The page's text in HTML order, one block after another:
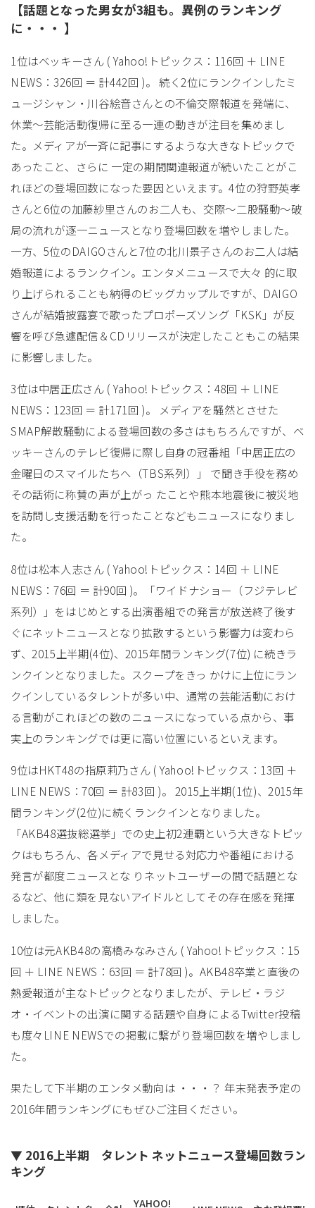
【話題となった男女が3組も。異例のランキング
に・・・ 】
1位はベッキーさん ( Yahoo!トピックス：116回 ＋ LINE
NEWS：326回 ＝ 計442回 )。 続く2位にランクインしたミ
ュージシャン・川谷絵音さんとの不倫交際報道を発端に、
休業〜芸能活動復帰に至る一連の動きが注目を集めまし
た。メディアが一斉に記事にするような大きなトピックで
あったこと、さらに 一定の期間関連報道が続いたことがこ
れほどの登場回数になった要因といえます。4位の狩野英孝
さんと6位の加藤紗里さんのお二人も、交際〜二股騒動〜破
局の流れが逐一ニュースとなり登場回数を増やしました。
一方、5位のDAIGOさんと7位の北川景子さんのお二人は結
婚報道によるランクイン。エンタメニュースで大々 的に取
り上げられることも納得のビッグカップルですが、DAIGO
さんが結婚披露宴で歌ったプロポーズソング「KSK」が反
響を呼び急遽配信＆CDリリースが決定したこともこの結果
に影響しました。
3位は中居正広さん ( Yahoo!トピックス：48回 ＋ LINE
NEWS：123回 ＝ 計171回 )。 メディアを騒然とさせた
SMAP解散騒動による登場回数の多さはもちろんですが、ベ
ッキーさんのテレビ復帰に際し自身の冠番組「中居正広の
金曜日のスマイルたちへ（TBS系列）」 で聞き手役を務め
その話術に称賛の声が上がっ たことや熊本地震後に被災地
を訪問し支援活動を行ったことなどもニュースになりまし
た。
8位は松本人志さん ( Yahoo!トピックス：14回 ＋ LINE
NEWS：76回 ＝ 計90回 )。「ワイドナショー（フジテレビ
系列）」をはじめとする出演番組での発言が放送終了後す
ぐにネットニュースとなり拡散するという影響力は変わら
ず、2015上半期(4位)、2015年間ランキング(7位) に続きラ
ンクインとなりました。スクープをきっ かけに上位にラン
クインしているタレントが多い中、通常の芸能活動におけ
る言動がこれほどの数のニュースになっている点から、事
実上のランキングでは更に高い位置にいるといえます。
9位はHKT48の指原莉乃さん ( Yahoo!トピックス：13回 ＋
LINE NEWS：70回 ＝ 計83回 )。 2015上半期(1位)、2015年
間ランキング(2位)に続くランクインとなりました。
「AKB48選抜総選挙」での史上初2連覇という大きなトピッ
クはもちろん、各メディアで見せる対応力や番組における
発言が都度ニュースとな りネットユーザーの間で話題とな
るなど、他に類を見ないアイドルとしてその存在感を発揮
しました。
10位は元AKB48の高橋みなみさん ( Yahoo!トピックス：15
回 ＋ LINE NEWS：63回 ＝ 計78回 )。AKB48卒業と直後の
熱愛報道が主なトピックとなりましたが、テレビ・ラジ
オ・イベントの出演に関する話題や自身によるTwitter投稿
も度々LINE NEWSでの掲載に繋がり登場回数を増やしまし
た。
果たして下半期のエンタメ動向は ・・・？ 年末発表予定の
2016年間ランキングにもぜひご注目ください。
▼ 2016上半期 タレント ネットニュース登場回数ラン
キング
YAHOO!